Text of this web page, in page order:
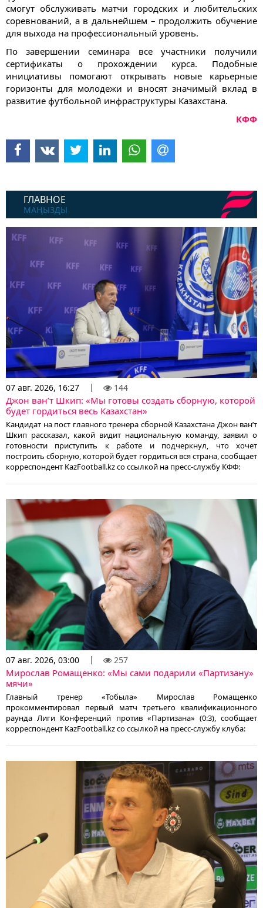
ГЛАВНОЕ
МАҢЫЗДЫ
07 авг. 2026, 16:27 144
Джон ван’т Шкип: «Мы готовы создать сборную, которой
будет гордиться весь Казахстан»
Кандидат на пост главного тренера сборной Казахстана Джон ван’т
Шкип рассказал, какой видит национальную команду, заявил о
готовности приступить к работе и подчеркнул, что хочет
построить сборную, которой будет гордиться вся страна, сообщает
корреспондент KazFootball.kz со ссылкой на пресс-службу КФФ:
07 авг. 2026, 03:00 257
Мирослав Ромащенко: «Мы сами подарили «Партизану»
мячи»
Главный тренер «Тобыла» Мирослав Ромащенко
прокомментировал первый матч третьего квалификационного
раунда Лиги Конференций против «Партизана» (0:3), сообщает
корреспондент KazFootball.kz со ссылкой на пресс-службу клуба:
смогут обслуживать матчи городских и любительских
соревнований, а в дальнейшем – продолжить обучение
для выхода на профессиональный уровень.
По завершении семинара все участники получили
сертификаты о прохождении курса. Подобные
инициативы помогают открывать новые карьерные
горизонты для молодежи и вносят значимый вклад в
развитие футбольной инфраструктуры Казахстана.
КФФ